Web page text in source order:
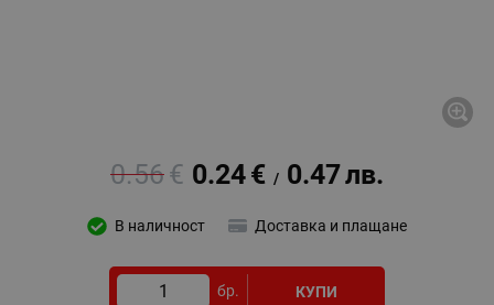
0.56€ 0.24€ / 0.47лв.
В наличност Доставка и плащане
бр. КУПИ